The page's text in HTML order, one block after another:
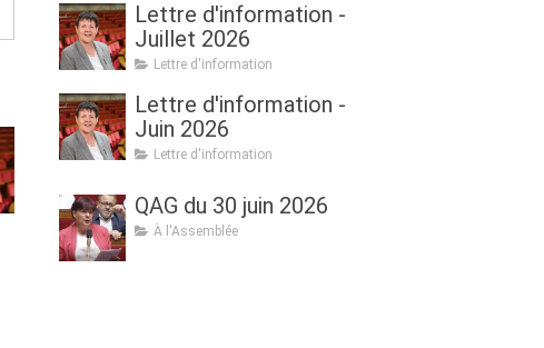
Lettre d'information -
Juillet 2026
Lettre d'information
Lettre d'information -
Juin 2026
Lettre d'information
QAG du 30 juin 2026
À l'Assemblée